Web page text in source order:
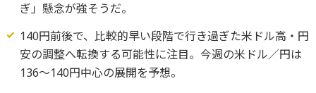
ぎ」懸念が強そうだ。
140円前後で、比較的早い段階で行き過ぎた米ドル高・円
安の調整へ転換する可能性に注目。今週の米ドル／円は
136～140円中心の展開を予想。